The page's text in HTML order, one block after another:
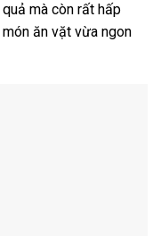
mà còn rất hấp
ăn vặt vừa ngon